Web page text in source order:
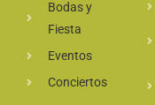
Bodas y
Fiesta
Eventos
Conciertos